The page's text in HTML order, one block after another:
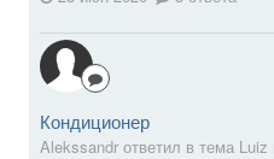
Кондиционер
Alekssandr ответил в тема Luiz